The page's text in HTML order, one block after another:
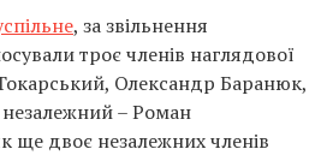
, за звільнення
троє членів наглядової
Олександр Баранюк,
– Роман
ще двоє незалежних членів